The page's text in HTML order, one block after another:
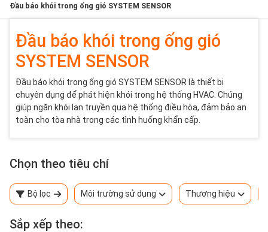
Đầu báo khói trong ống gió SYSTEM SENSOR
Đầu báo khói trong ống gió
SYSTEM SENSOR
Đầu báo khói trong ống gió SYSTEM SENSOR là thiết bị
chuyên dụng để phát hiện khói trong hệ thống HVAC. Chúng
giúp ngăn khói lan truyền qua hệ thống điều hòa, đảm bảo an
toàn cho tòa nhà trong các tình huống khẩn cấp.
Chọn theo tiêu chí
Bộ lọc Môi trường sử dụng Thương hiệu
Sắp xếp theo: